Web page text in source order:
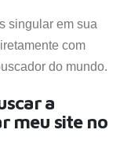
singular em sua
com
do mundo.
a
meu site no